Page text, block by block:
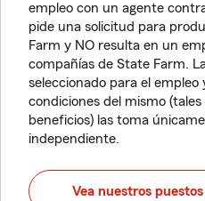
empleo con un agente
pide una solicitud para
Farm y NO resulta en un
compañías de State Farm.
seleccionado para el empleo
condiciones del mismo
beneficios) las toma
independiente.
Vea nuestros